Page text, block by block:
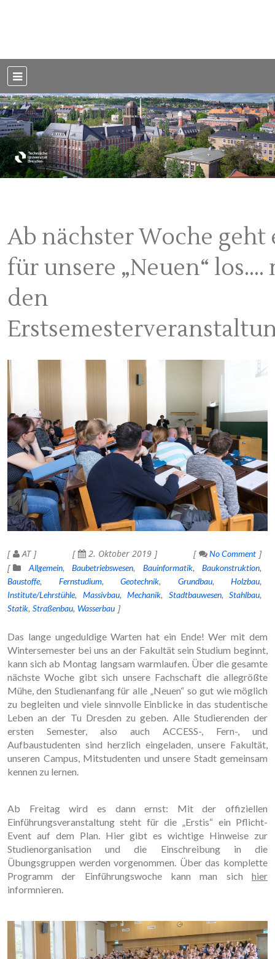
Dresden
Ab nächster Woche geht
für unsere „Neuen“ los….
den
AT 2. Oktober 2019
No Comment
Allgemein
Baubetriebswesen Bauinformatik
Baukonstruktion
Baustoffe
Fernstudium Geotechnik Grundbau
Holzbau
Institute/Lehrstühle
Massivbau Mechanik Stadtbauwesen
Stahlbau
Statik Straßenbau Wasserbau
Das lange ungeduldige Warten hat ein Ende! Wer mit dem
Wintersemester bei uns an der Fakultät sein Studium beginnt,
kann sich ab Montag langsam warmlaufen. Über die gesamte
nächste Woche gibt sich unsere Fachschaft die allegrößte
Mühe, den Studienanfang für alle „Neuen“ so gut wie möglich
zu begleiten und viele sinnvolle Einblicke in das studentische
Leben an der Tu Dresden zu geben. Alle Studierenden der
ersten Semester, also auch ACCESS-, Fern-, und
Aufbaustudenten sind herzlich eingeladen, unsere Fakultät,
unseren Campus, Mitstudenten und unsere Stadt gemeinsam
kennen zu lernen.
Ab Freitag wird es dann ernst: Mit der offiziellen
Einführungsveranstaltung steht für die „Erstis“ ein Pflicht-
Event auf dem Plan. Hier gibt es wichtige Hinweise zur
Studienorganisation und die Einschreibung in die
Übungsgruppen werden vorgenommen. Über das komplette
Programm der Einführungswoche kann man sich hier
informnieren.